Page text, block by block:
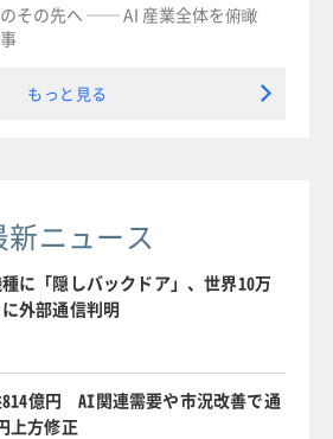
その先へ ── AI 産業全体を俯瞰
もっと見る
新ニュース
に「隠しバックドア」、世界10万
外部通信判明
814億円 AI関連需要や市況改善で通
上方修正